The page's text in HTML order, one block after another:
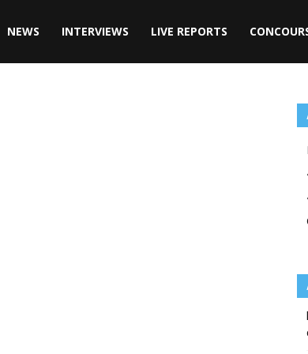
NEWS INTERVIEWS LIVE REPORTS